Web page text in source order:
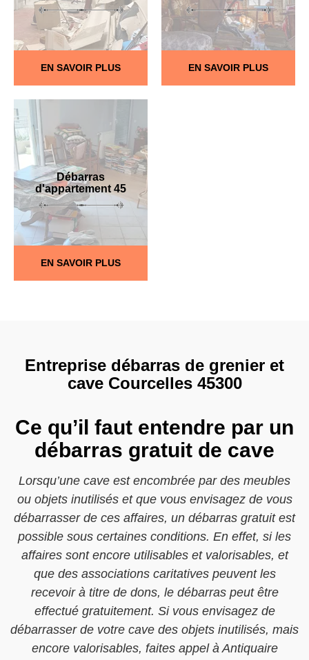
EN SAVOIR PLUS EN SAVOIR PLUS
Débarras
d'appartement 45
EN SAVOIR PLUS
Entreprise débarras de grenier et
cave Courcelles 45300
Ce qu’il faut entendre par un
débarras gratuit de cave
Lorsqu’une cave est encombrée par des meubles
ou objets inutilisés et que vous envisagez de vous
débarrasser de ces affaires, un débarras gratuit est
possible sous certaines conditions. En effet, si les
affaires sont encore utilisables et valorisables, et
que des associations caritatives peuvent les
recevoir à titre de dons, le débarras peut être
effectué gratuitement. Si vous envisagez de
débarrasser de votre cave des objets inutilisés, mais
encore valorisables, faites appel à Antiquaire